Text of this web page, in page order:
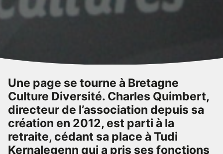
Une page se tourne à Bretagne
Culture Diversité. Charles Quimbert,
directeur de l’association depuis sa
création en 2012, est parti à la
retraite, cédant sa place à Tudi
Kernalegenn qui a pris ses fonctions